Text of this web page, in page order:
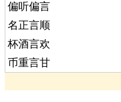
偏听偏言
名正言顺
杯酒言欢
币重言甘